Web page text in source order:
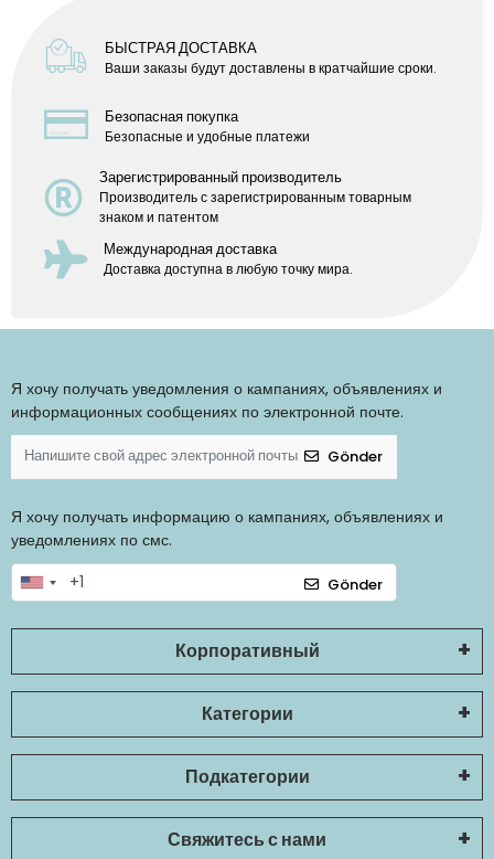
БЫСТРАЯ ДОСТАВКА
Ваши заказы будут доставлены в кратчайшие сроки.
Безопасная покупка
Безопасные и удобные платежи
Зарегистрированный производитель
Производитель с зарегистрированным товарным
знаком и патентом
Международная доставка
Доставка доступна в любую точку мира.
Я хочу получать уведомления о кампаниях, объявлениях и
информационных сообщениях по электронной почте.
Gönder
Я хочу получать информацию о кампаниях, объявлениях и
уведомлениях по смс.
Gönder
Корпоративный
Категории
Подкатегории
Свяжитесь с нами